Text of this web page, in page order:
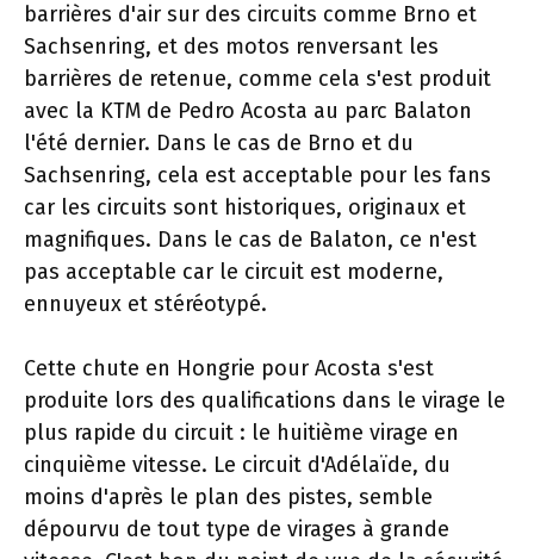
barrières d'air sur des circuits comme Brno et
Sachsenring, et des motos renversant les
barrières de retenue, comme cela s'est produit
avec la KTM de Pedro Acosta au parc Balaton
l'été dernier. Dans le cas de Brno et du
Sachsenring, cela est acceptable pour les fans
car les circuits sont historiques, originaux et
magnifiques. Dans le cas de Balaton, ce n'est
pas acceptable car le circuit est moderne,
ennuyeux et stéréotypé.
Cette chute en Hongrie pour Acosta s'est
produite lors des qualifications dans le virage le
plus rapide du circuit : le huitième virage en
cinquième vitesse. Le circuit d'Adélaïde, du
moins d'après le plan des pistes, semble
dépourvu de tout type de virages à grande